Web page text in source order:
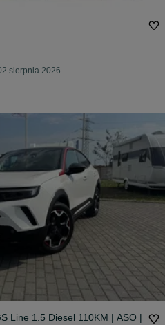
sierpnia 2026
Line 1.5 Diesel 110KM | ASO |